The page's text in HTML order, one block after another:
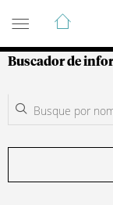
Guía de
Buscador de